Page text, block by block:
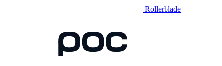
Rollerblade